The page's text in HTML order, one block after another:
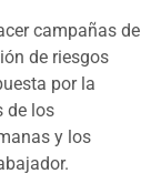
campañas de
de riesgos
por la
de los
y los